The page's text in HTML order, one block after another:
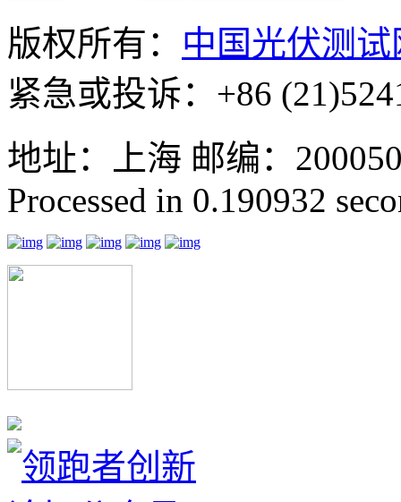
版权所有： 中国光伏测试
紧急或投诉：+86
地址：上海 邮编：
Processed in 0.190932